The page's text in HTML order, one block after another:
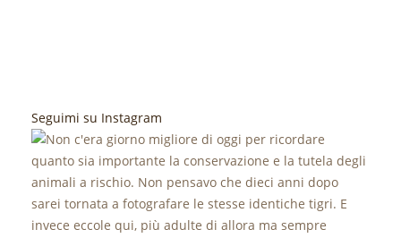
Seguimi su Instagram